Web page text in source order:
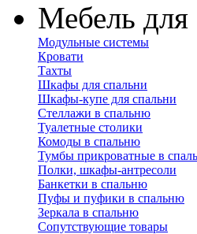
Мебель для
Модульные системы
Кровати
Тахты
Шкафы для спальни
Шкафы-купе для спальни
Стеллажи в спальню
Туалетные столики
Комоды в спальню
Тумбы прикроватные в
Полки, шкафы-антресоли
Банкетки в спальню
Пуфы и пуфики в спальню
Зеркала в спальню
Сопутствующие товары